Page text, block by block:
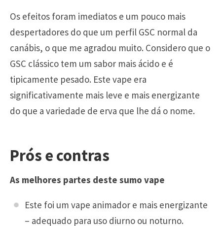
Os efeitos foram imediatos e um pouco mais
despertadores do que um perfil GSC normal da
canábis, o que me agradou muito. Considero que o
GSC clássico tem um sabor mais ácido e é
tipicamente pesado. Este vape era
significativamente mais leve e mais energizante
do que a variedade de erva que lhe dá o nome.
Prós e contras
As melhores partes deste sumo vape
Este foi um vape animador e mais energizante
– adequado para uso diurno ou noturno.